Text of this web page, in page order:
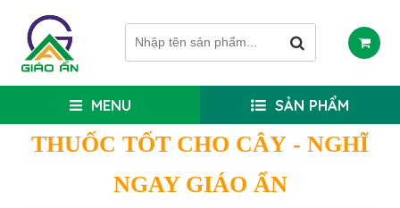
MENU SẢN PHẨM
THUỐC TỐT CHO CÂY - NGHĨ
NGAY GIÁO ẨN